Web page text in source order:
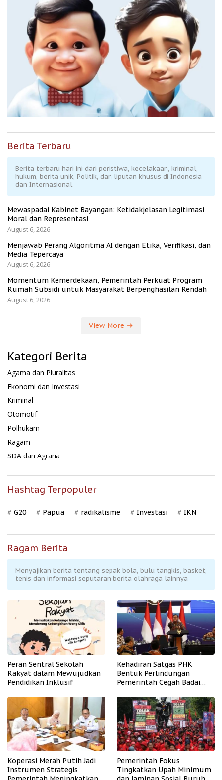
Berita Terbaru
Berita terbaru hari ini dari peristiwa, kecelakaan, kriminal,
hukum, berita unik, Politik, dan liputan khusus di Indonesia
dan Internasional.
Mewaspadai Kabinet Bayangan: Ketidakjelasan Legitimasi
Moral dan Representasi
August 6, 2026
Menjawab Perang Algoritma AI dengan Etika, Verifikasi, dan
Media Tepercaya
August 6, 2026
Momentum Kemerdekaan, Pemerintah Perkuat Program
Rumah Subsidi untuk Masyarakat Berpenghasilan Rendah
August 6, 2026
View More
Kategori Berita
Agama dan Pluralitas
Ekonomi dan Investasi
Kriminal
Otomotif
Polhukam
Ragam
SDA dan Agraria
Hashtag Terpopuler
G20 Papua radikalisme Investasi IKN
Ragam Berita
Menyajikan berita tentang sepak bola, bulu tangkis, basket,
tenis dan informasi seputaran berita olahraga lainnya
Peran Sentral Sekolah
Rakyat dalam Mewujudkan
Pendidikan Inklusif
Kehadiran Satgas PHK
Bentuk Perlindungan
Pemerintah Cegah Badai
Koperasi Merah Putih Jadi
Instrumen Strategis
Pemerintah Fokus
Tingkatkan Upah Minimum